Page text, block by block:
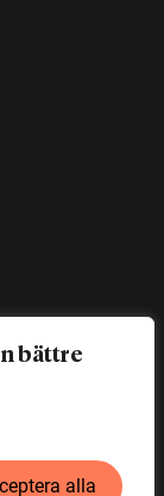
bättre
alla